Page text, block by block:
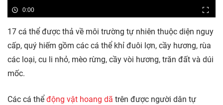
0:00
17 cá thể được thả về môi trường tự nhiên thuộc diện nguy
cấp, quý hiếm gồm các cá thể khỉ đuôi lợn, cầy hương, rùa
các loại, cu li nhỏ, mèo rừng, cầy vòi hương, trăn đất và dúi
mốc.
Các cá thể động vật hoang dã trên được người dân tự